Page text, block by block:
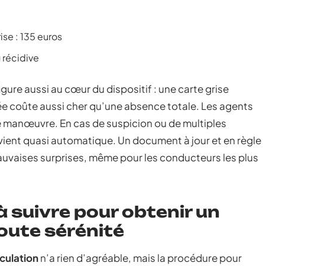
: 135 euros
récidive
aussi au cœur du dispositif : une carte grise
coûte aussi cher qu’une absence totale. Les agents
En cas de suspicion ou de multiples
quasi automatique. Un document à jour et en règle
surprises, même pour les conducteurs les plus
suivre pour obtenir un
sérénité
n’a rien d’agréable, mais la procédure pour